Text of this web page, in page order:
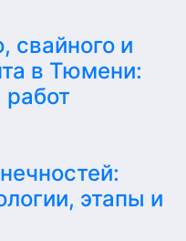
свайного и
в Тюмени:
работ
этапы и